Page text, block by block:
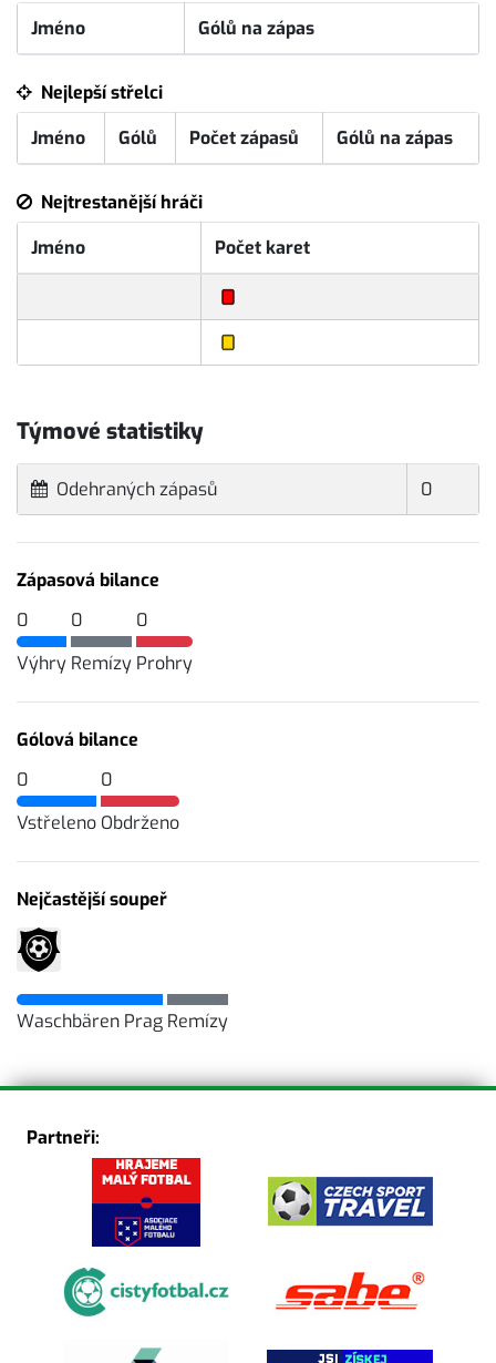
Jméno
Gólů na zápas
Nejlepší střelci
Jméno
Gólů Počet zápasů Gólů na zápas
Nejtrestanější hráči
Jméno
Počet karet
Týmové statistiky
Odehraných zápasů 0
Zápasová bilance
0
Výhry
0
Remízy
0
Prohry
Gólová bilance
0
Vstřeleno
0
Obdrženo
Nejčastější soupeř
Waschbären Prag Remízy
Partneři: